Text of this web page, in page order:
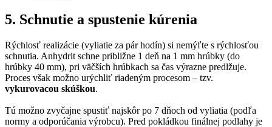
5. Schnutie a spustenie kúrenia
Rýchlosť realizácie (vyliatie za pár hodín) si nemýľte s rýchlosťou
schnutia. Anhydrit schne približne 1 deň na 1 mm hrúbky (do
hrúbky 40 mm), pri väčších hrúbkach sa čas výrazne predlžuje.
Proces však možno urýchliť riadeným procesom – tzv.
vykurovacou skúškou.
Tú možno zvyčajne spustiť najskôr po 7 dňoch od vyliatia (podľa
normy a odporúčania výrobcu). Pred pokládkou finálnej podlahy je